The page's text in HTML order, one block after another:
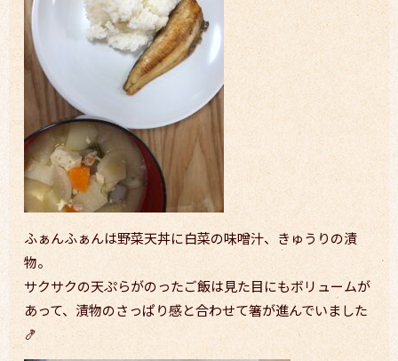
ふぁんふぁんは野菜天丼に白菜の味噌汁、きゅうりの漬
物。
サクサクの天ぷらがのったご飯は見た目にもボリュームが
あって、漬物のさっぱり感と合わせて箸が進んでいました
🍤